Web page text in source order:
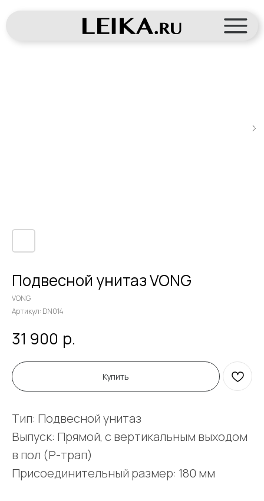
Подвесной унитаз VONG
VONG
Артикул: DN014
31 900 р.
Купить
Тип: Подвесной унитаз
Выпуск: Прямой, с вертикальным выходом
в пол (Р-трап)
Присоединительный размер: 180 мм